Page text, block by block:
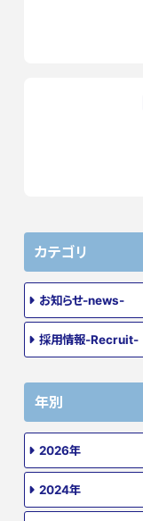
カテゴリ
お知らせ-news-
採用情報-Recruit-
年別
2026年
2024年